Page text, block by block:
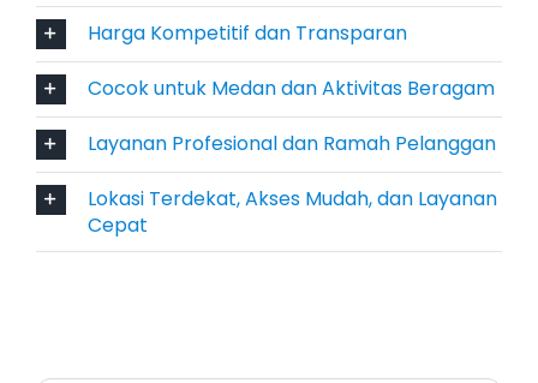
waktu. Pelanggan bisa menyesuaikan durasi
dan tujuan sewa sesuai kebutuhan, baik untuk
kunjungan singkat maupun jangka panjang.
Opsi lepas kunci atau dengan sopir juga
tersedia untuk menyesuaikan gaya perjalanan
Anda.
5. Aman dan Terawat untuk
Harga Kompetitif dan Transparan
Cocok untuk Medan dan Aktivitas Beragam
Layanan Profesional dan Ramah Pelanggan
Lokasi Terdekat, Akses Mudah, dan Layanan
Cepat